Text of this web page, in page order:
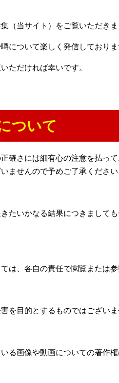
（当サイト）をご覧いただき
について楽しく発信しておりま
ただければ幸いです。
ついて
確さには細有心の注意を払っ
ませんので予めご了承ください
たいかなる結果につきまして
は、各自の責任で閲覧または参
を目的とするものではございま
る画像や動画についての著作